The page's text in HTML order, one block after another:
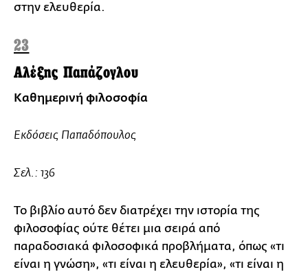
στην ελευθερία.
23
Αλέξης Παπάζογλου
Καθημερινή φιλοσοφία
Εκδόσεις Παπαδόπουλος
Σελ.: 136
Το βιβλίο αυτό δεν διατρέχει την ιστορία της
φιλοσοφίας ούτε θέτει μια σειρά από
παραδοσιακά φιλοσοφικά προβλήματα, όπως «τι
είναι η γνώση», «τι είναι η ελευθερία», «τι είναι η